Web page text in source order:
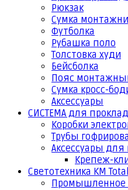
Рюкзак
Сумка
Футболка
Рубашка поло
Толстовка худи
Бейсболка
Пояс
Сумка кросс-
Аксессуары
СИСТЕМА для
Коробки
Трубы
Аксессуары для
Крепеж-
Светотехника КМ
Промышленное